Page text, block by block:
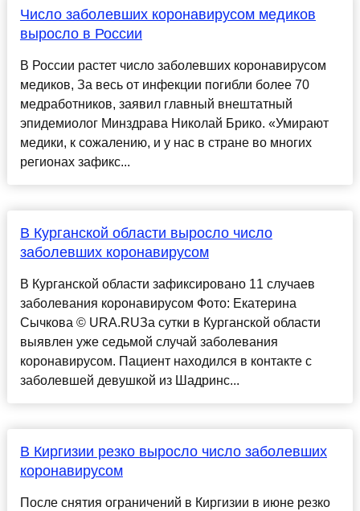
Число заболевших коронавирусом медиков
выросло в России
В России растет число заболевших коронавирусом
медиков, За весь от инфекции погибли более 70
медработников, заявил главный внештатный
эпидемиолог Минздрава Николай Брико. «Умирают
медики, к сожалению, и у нас в стране во многих
регионах зафикс...
В Курганской области выросло число
заболевших коронавирусом
В Курганской области зафиксировано 11 случаев
заболевания коронавирусом Фото: Екатерина
Сычкова © URA.RUЗа сутки в Курганской области
выявлен уже седьмой случай заболевания
коронавирусом. Пациент находился в контакте с
заболевшей девушкой из Шадринс...
В Киргизии резко выросло число заболевших
коронавирусом
После снятия ограничений в Киргизии в июне резко